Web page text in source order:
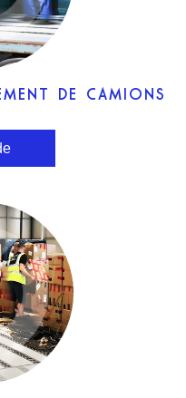
DE CAMIONS